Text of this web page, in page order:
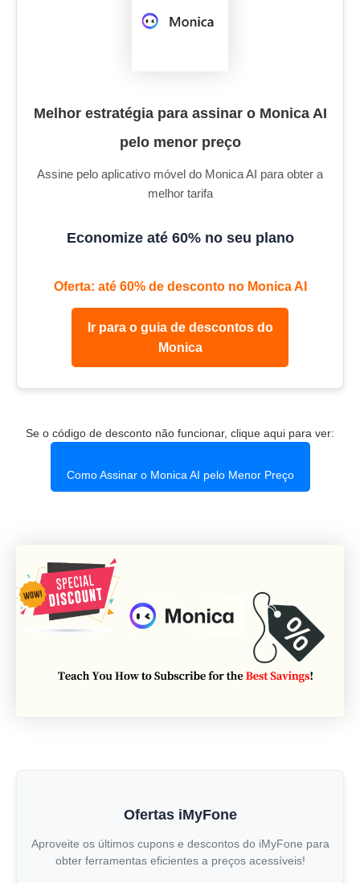
Melhor estratégia para assinar o Monica AI
pelo menor preço
Assine pelo aplicativo móvel do Monica AI para obter a
melhor tarifa
Economize até 60% no seu plano
Oferta: até 60% de desconto no Monica AI
Ir para o guia de descontos do
Monica
Se o código de desconto não funcionar, clique aqui para ver:
Como Assinar o Monica AI pelo Menor Preço
Ofertas iMyFone
Aproveite os últimos cupons e descontos do iMyFone para
obter ferramentas eficientes a preços acessíveis!